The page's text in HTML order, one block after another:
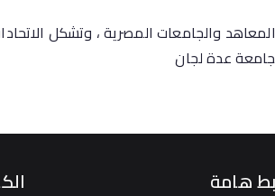
والجامعات المصرية ، وتشكل
عدة لجان
هامة